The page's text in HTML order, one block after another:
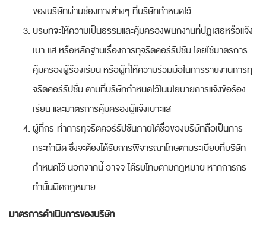
ของบริษัทผ่านช่องทางต่างๆ ที่บริษัทกำหนดไว้
บริษัทจะให้ความเป็นธรรมและคุ้มครองพนักงานที่ปฏิเสธหรือแจ้ง
เบาะแส หรือหลักฐานเรื่องการทุจริตคอร์รัปชัน โดยใช้มาตรการ
คุ้มครองผู้ร้องเรียน หรือผู้ที่ให้ความร่วมมือในการรายงานการทุ
จริตคอร์รัปชั่น ตามที่บริษัทกำหนดไว้ในนโยบายการแจ้งข้อร้อง
เรียน และมาตรการคุ้มครองผู้แจ้งเบาะแส
ผู้ที่กระทำการทุจริตคอร์รัปชันภายใต้ชื่อของบริษัทถือเป็นการ
กระทำผิด ซึ่งจะต้องได้รับการพิจารณาโทษตามระเบียบที่บริษัท
กำหนดไว้ นอกจากนี้ อาจจะได้รับโทษตามกฎหมาย หากการกระ
ทำนั้นผิดกฎหมาย
มาตรการดำเนินการของบริษัท